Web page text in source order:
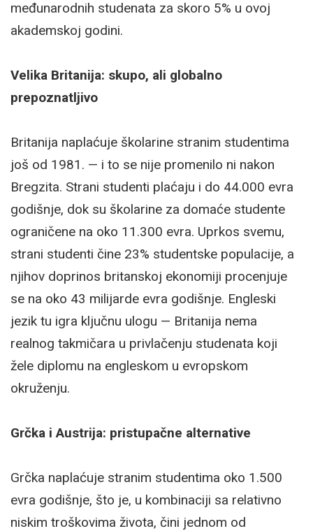
međunarodnih studenata za skoro 5% u ovoj
akademskoj godini.
Velika Britanija: skupo, ali globalno
prepoznatljivo
Britanija naplaćuje školarine stranim studentima
još od 1981. — i to se nije promenilo ni nakon
Bregzita. Strani studenti plaćaju i do 44.000 evra
godišnje, dok su školarine za domaće studente
ograničene na oko 11.300 evra. Uprkos svemu,
strani studenti čine 23% studentske populacije, a
njihov doprinos britanskoj ekonomiji procenjuje
se na oko 43 milijarde evra godišnje. Engleski
jezik tu igra ključnu ulogu — Britanija nema
realnog takmičara u privlačenju studenata koji
žele diplomu na engleskom u evropskom
okruženju.
Grčka i Austrija: pristupačne alternative
Grčka naplaćuje stranim studentima oko 1.500
evra godišnje, što je, u kombinaciji sa relativno
niskim troškovima života, čini jednom od